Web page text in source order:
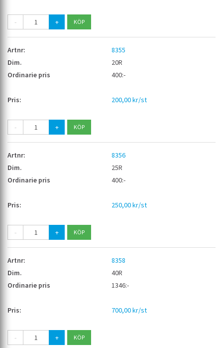
- +
8355
20R
400:-
200,00 kr/st
- +
8356
25R
400:-
250,00 kr/st
- +
8358
40R
1346:-
700,00 kr/st
- +